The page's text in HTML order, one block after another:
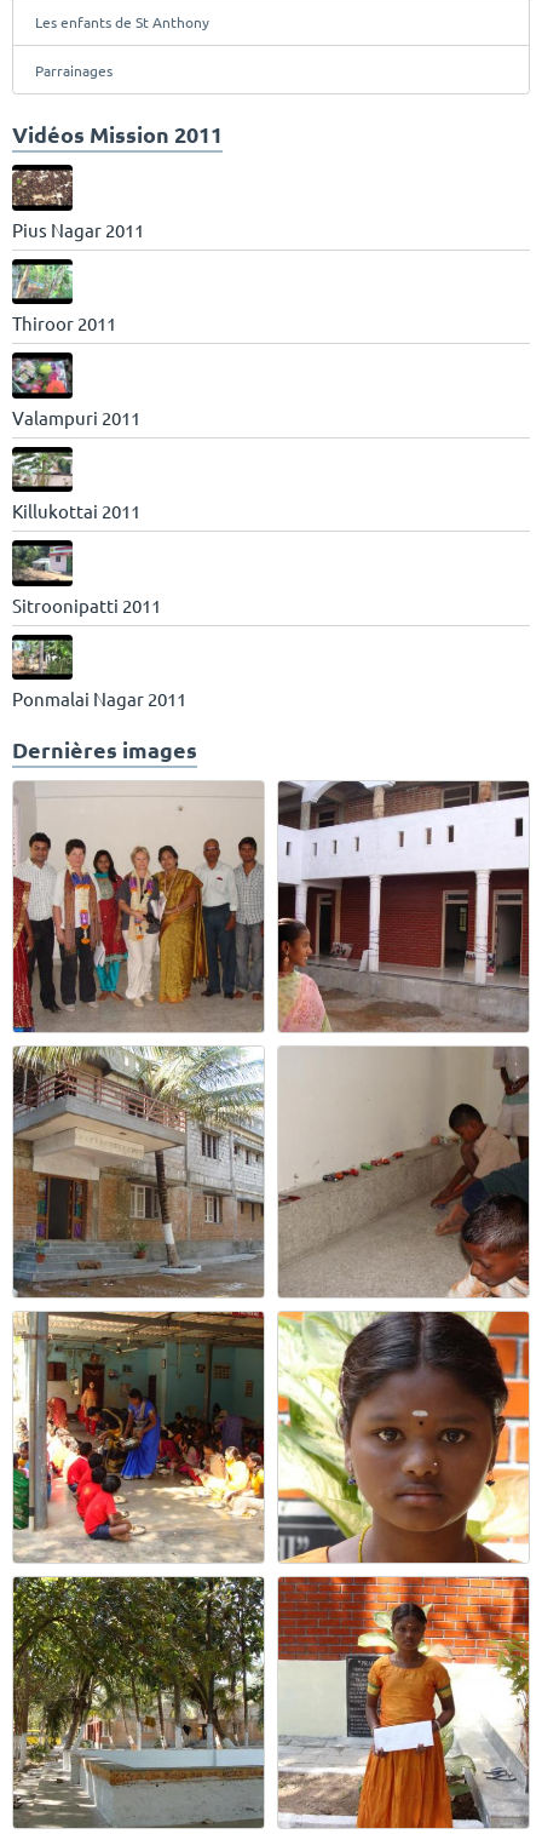
Les enfants de St Anthony
Parrainages
Vidéos Mission 2011
Pius Nagar 2011
Thiroor 2011
Valampuri 2011
Killukottai 2011
Sitroonipatti 2011
Ponmalai Nagar 2011
Dernières images